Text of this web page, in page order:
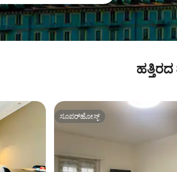
ಸೂಪರ್‌ಹೋಸ್ಟ್
ಸೂಪರ್‌ಹೋಸ್ಟ್